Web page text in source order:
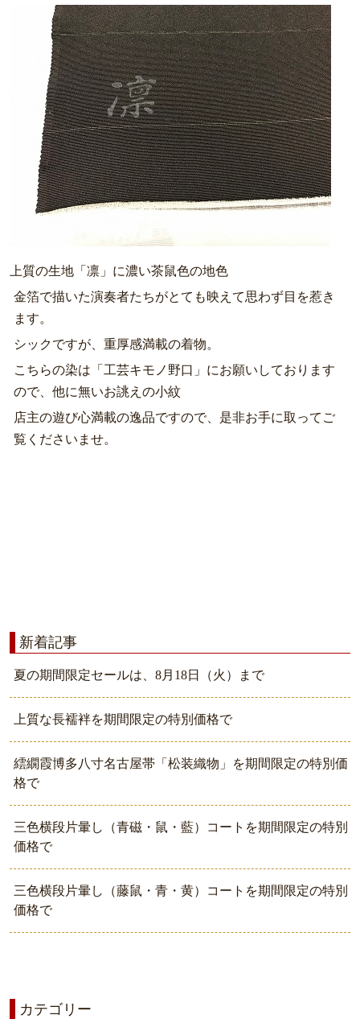
上質の生地「凛」に濃い茶鼠色の地色
金箔で描いた演奏者たちがとても映えて思わず目を惹き
ます。
シックですが、重厚感満載の着物。
こちらの染は「工芸キモノ野口」にお願いしております
ので、他に無いお誂えの小紋
店主の遊び心満載の逸品ですので、是非お手に取ってご
覧くださいませ。
新着記事
夏の期間限定セールは、8月18日（火）まで
上質な長襦袢を期間限定の特別価格で
繧繝霞博多八寸名古屋帯「松装織物」を期間限定の特別価
格で
三色横段片暈し（青磁・鼠・藍）コートを期間限定の特別
価格で
三色横段片暈し（藤鼠・青・黄）コートを期間限定の特別
価格で
カテゴリー